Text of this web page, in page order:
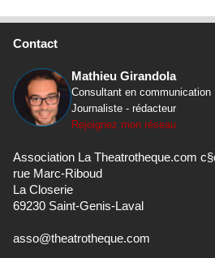
Contact
Mathieu Girandola
Consultant en communication
Journaliste - rédacteur
Rejoignez mon réseau
Association La Theatrotheque.com
rue Marc-Riboud
La Closerie
69230 Saint-Genis-Laval
asso@theatrotheque.com